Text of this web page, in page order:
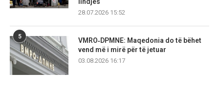
28.07.2026 15:52
5
VMRO‑DPMNE: Maqedonia do të bëhet
vend më i mirë për të jetuar
03.08.2026 16:17